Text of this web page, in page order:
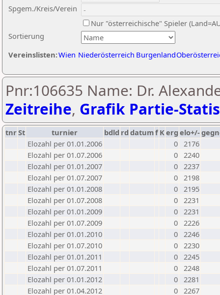
Sortierung
Spgem./Kreis/Verein
Nur "österreichische" Spieler
Vereinslisten:Wien Niederösterreich Burgenland
Pnr:106635 Name: Dr.
Zeitreihe, Grafik Partie-
tnrSt turnier bdld rd datumf Kerg elo+/-
Elozahl per 01.01.2006
0 2176
Elozahl per 01.07.2006
0 2240
Elozahl per 01.01.2007
0 2237
Elozahl per 01.07.2007
0 2198
Elozahl per 01.01.2008
0 2195
Elozahl per 01.07.2008
0 2231
Elozahl per 01.01.2009
0 2231
Elozahl per 01.07.2009
0 2226
Elozahl per 01.01.2010
0 2246
Elozahl per 01.07.2010
0 2230
Elozahl per 01.01.2011
0 2245
Elozahl per 01.07.2011
0 2248
Elozahl per 01.01.2012
0 2281
Elozahl per 01.04.2012
0 2267